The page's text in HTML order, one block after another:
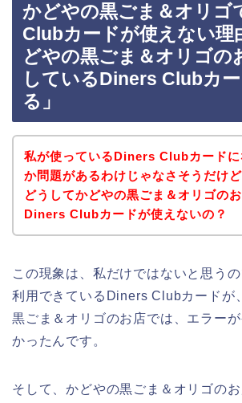
かどやの黒ごま＆オリゴ
Clubカードが使えない理
どやの黒ごま＆オリゴの
しているDiners Clubカ
る」
私が使っているDiners Clubカードに
か問題があるわけじゃなさそうだけど
どうしてかどやの黒ごま＆オリゴの
Diners Clubカードが使えないの？
この現象は、私だけではないと思う
利用できているDiners Clubカードが
黒ごま＆オリゴのお店では、エラー
かったんです。
そして、かどやの黒ごま＆オリゴの